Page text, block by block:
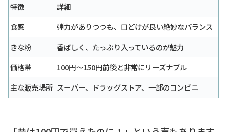
特徴
詳細
食感
弾力がありつつも、口どけが良い絶妙なバランス
きな粉
香ばしく、たっぷり入っているのが魅力
価格帯
100円〜150円前後と非常にリーズナブル
主な販売場所 スーパー、ドラッグストア、一部のコンビニ